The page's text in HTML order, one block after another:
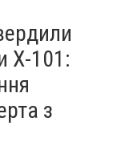
Х-101:
з